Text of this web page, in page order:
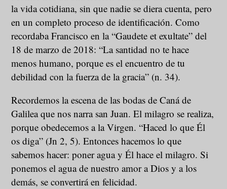
la vida cotidiana, sin que nadie se diera cuenta, pero
en un completo proceso de identificación. Como
recordaba Francisco en la “Gaudete et exultate” del
18 de marzo de 2018: “La santidad no te hace
menos humano, porque es el encuentro de tu
debilidad con la fuerza de la gracia” (n. 34).
Recordemos la escena de las bodas de Caná de
Galilea que nos narra san Juan. El milagro se realiza,
porque obedecemos a la Virgen. “Haced lo que Él
os diga” (Jn 2, 5). Entonces hacemos lo que
sabemos hacer: poner agua y Él hace el milagro. Si
ponemos el agua de nuestro amor a Dios y a los
demás, se convertirá en felicidad.